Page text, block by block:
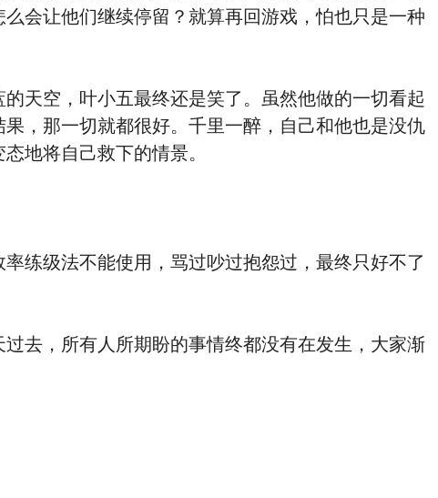
会让他们继续停留？就算再回游戏，怕也只是一种
空，叶小五最终还是笑了。虽然他做的一切看起
，那一切就都很好。千里一醉，自己和他也是没仇
地将自己救下的情景。
练级法不能使用，骂过吵过抱怨过，最终只好不了
去，所有人所期盼的事情终都没有在发生，大家渐